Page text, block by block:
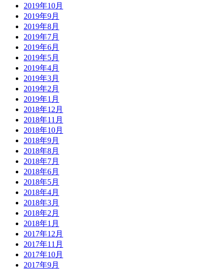
2019年10月
2019年9月
2019年8月
2019年7月
2019年6月
2019年5月
2019年4月
2019年3月
2019年2月
2019年1月
2018年12月
2018年11月
2018年10月
2018年9月
2018年8月
2018年7月
2018年6月
2018年5月
2018年4月
2018年3月
2018年2月
2018年1月
2017年12月
2017年11月
2017年10月
2017年9月